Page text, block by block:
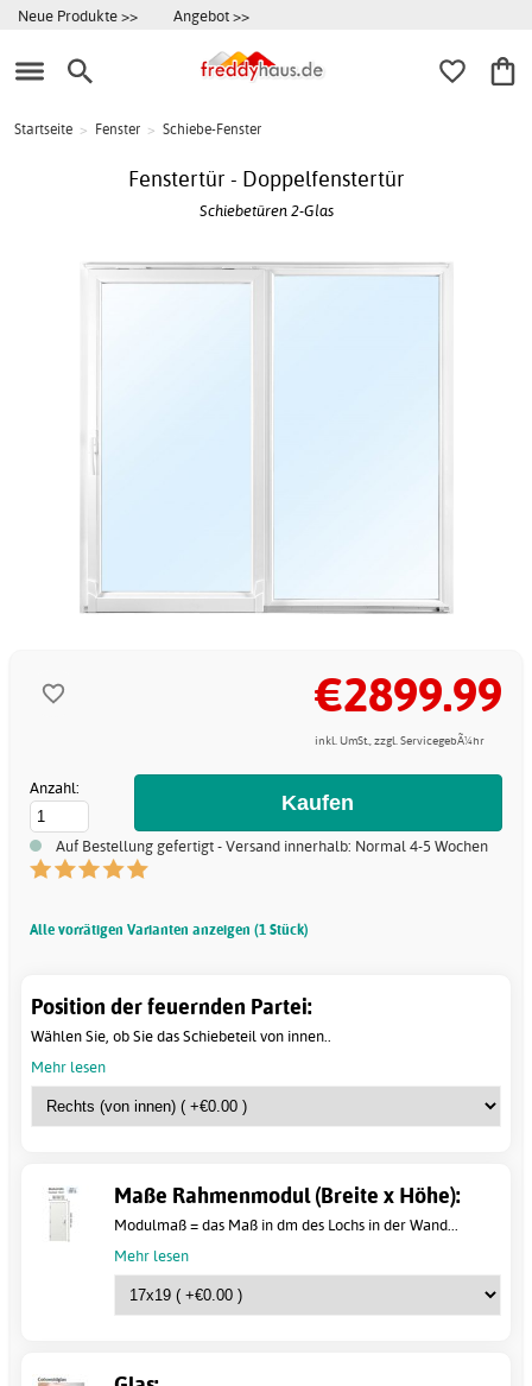
Neue Produkte >> Angebot >>
Startseite > Fenster > Schiebe-Fenster
Fenstertür - Doppelfenstertür
Schiebetüren 2-Glas
€2899.99
inkl. UmSt., zzgl. ServicegebÃ¼hr
Anzahl:
Auf Bestellung gefertigt - Versand innerhalb: Normal 4-5 Wochen
Alle vorrätigen Varianten anzeigen (1 Stück)
Position der feuernden Partei:
Wählen Sie, ob Sie das Schiebeteil von innen..
Mehr lesen
Maße Rahmenmodul (Breite x Höhe):
Modulmaß = das Maß in dm des Lochs in der Wand...
Mehr lesen